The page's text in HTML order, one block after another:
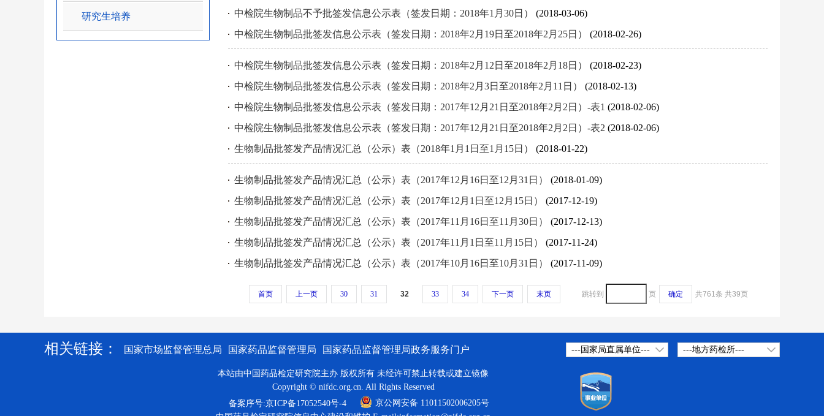
研究生培养
中检院生物制品不予批签发信息公示表（签发日期：2018年1月30日） (2018-03-06)
中检院生物制品批签发信息公示表（签发日期：2018年2月19日至2018年2月25日） (2018-02-26)
中检院生物制品批签发信息公示表（签发日期：2018年2月12日至2018年2月18日） (2018-02-23)
中检院生物制品批签发信息公示表（签发日期：2018年2月3日至2018年2月11日） (2018-02-13)
中检院生物制品批签发信息公示表（签发日期：2017年12月21日至2018年2月2日）-表1 (2018-02-06)
中检院生物制品批签发信息公示表（签发日期：2017年12月21日至2018年2月2日）-表2 (2018-02-06)
生物制品批签发产品情况汇总（公示）表（2018年1月1日至1月15日） (2018-01-22)
生物制品批签发产品情况汇总（公示）表（2017年12月16日至12月31日） (2018-01-09)
生物制品批签发产品情况汇总（公示）表（2017年12月1日至12月15日） (2017-12-19)
生物制品批签发产品情况汇总（公示）表（2017年11月16日至11月30日） (2017-12-13)
生物制品批签发产品情况汇总（公示）表（2017年11月1日至11月15日） (2017-11-24)
生物制品批签发产品情况汇总（公示）表（2017年10月16日至10月31日） (2017-11-09)
首页 上一页 30 31 32 33 34 下一页 末页 跳转到 页 确定 共761条 共39页
相关链接： 国家市场监督管理总局 国家药品监督管理局 国家药品监督管理局政务服务门户 ---地方药检所---
---国家局直属单位---
本站由中国药品检定研究院主办 版权所有 未经许可禁止转载或建立镜像
Copyright © nifdc.org.cn. All Rights Reserved
备案序号:京ICP备17052540号-4
京公网安备 11011502006205号